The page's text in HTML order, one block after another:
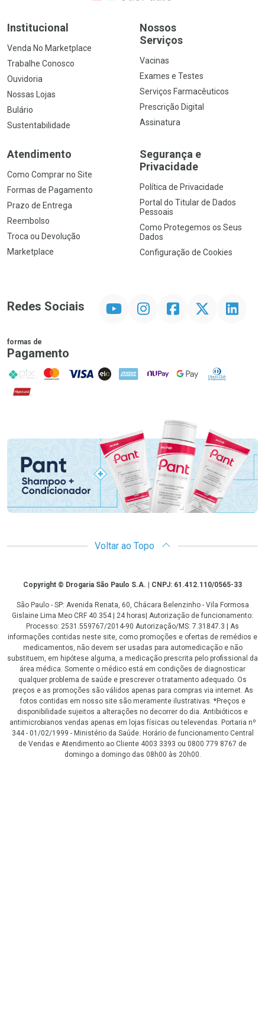
Institucional
Venda No Marketplace
Trabalhe Conosco
Ouvidoria
Nossas Lojas
Bulário
Sustentabilidade
Nossos
Serviços
Vacinas
Exames e Testes
Serviços Farmacêuticos
Prescrição Digital
Assinatura
Atendimento
Como Comprar no Site
Formas de Pagamento
Prazo de Entrega
Reembolso
Troca ou Devolução
Marketplace
Segurança e
Privacidade
Política de Privacidade
Portal do Titular de Dados
Pessoais
Como Protegemos os Seus
Dados
Configuração de Cookies
Redes Sociais InstagramFacebookTwitter Linkedin
formas de
Pagamento
PIX MasterCard
VISA ELO AMEX NuPay Google PayDiners Club
Hipercard
Promoção em Destaque
Voltar ao Topo
CopyrightCopyright © Drogaria São Paulo S.A. | CNPJ: 61.412.110/0565-33
São Paulo - SP: Avenida Renata, 60, Chácara Belenzinho - Vila Formosa
Gislaine Lima Meo CRF 40.354 | 24 horas| Autorização de funcionamento:
Processo: 2531.559767/2014-90 Autorização/MS: 7.31847.3 | As
informações contidas neste site, como promoções e ofertas de remédios e
medicamentos, não devem ser usadas para automedicação e não
substituem, em hipótese alguma, a medicação prescrita pelo profissional da
área médica. Somente o médico está em condições de diagnosticar
qualquer problema de saúde e prescrever o tratamento adequado. Os
preços e as promoções são válidos apenas para compras via internet. As
fotos contidas em nosso site são meramente ilustrativas. *Preços e
disponibilidade sujeitos a alterações no decorrer do dia. Antibióticos e
antimicrobianos vendas apenas em lojas físicas ou televendas. Portaria nº
344 - 01/02/1999 - Ministério da Saúde. Horário de funcionamento Central
de Vendas e Atendimento ao Cliente 4003 3393 ou 0800 779 8767 de
domingo a domingo das 08h00 às 20h00.